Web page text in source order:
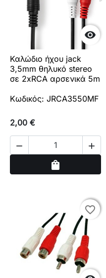

Καλώδιο ήχου jack
3,5mm θηλυκό stereo
σε 2xRCA αρσενικά 5m
Κωδικός: JRCA3550MF
2,00 €
 
shopping_bag
favorite_border
favorite_border